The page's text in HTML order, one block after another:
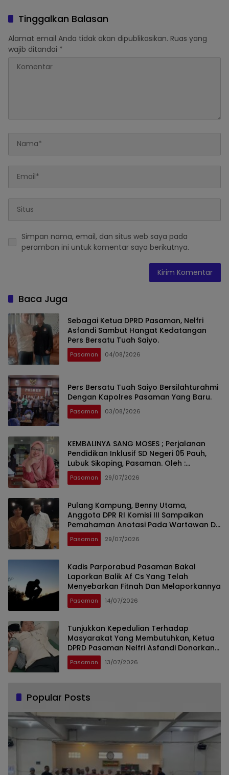
Melaporkannya
Tinggalkan Balasan
Alamat email Anda tidak akan dipublikasikan. Ruas yang
wajib ditandai *
Simpan nama, email, dan situs web saya pada
peramban ini untuk komentar saya berikutnya.
Baca Juga
Sebagai Ketua DPRD Pasaman, Nelfri
Asfandi Sambut Hangat Kedatangan
Pers Bersatu Tuah Saiyo.
Pasaman 04/08/2026
Pers Bersatu Tuah Saiyo Bersilahturahmi
Dengan Kapolres Pasaman Yang Baru.
Pasaman 03/08/2026
KEMBALINYA SANG MOSES ; Perjalanan
Pendidikan Inklusif SD Negeri 05 Pauh,
Lubuk Sikaping, Pasaman. Oleh :
Rahmawati Ismar SS ( Guru SDN Pauh ,
Lubuk Sikaping, Pasaman.)
Pasaman 29/07/2026
Pulang Kampung, Benny Utama,
Anggota DPR RI Komisi III Sampaikan
Pemahaman Anotasi Pada Wartawan Di
Pasaman
Pasaman 29/07/2026
Kadis Parporabud Pasaman Bakal
Laporkan Balik Af Cs Yang Telah
Menyebarkan Fitnah Dan Melaporkannya
Pasaman 14/07/2026
Tunjukkan Kepedulian Terhadap
Masyarakat Yang Membutuhkan, Ketua
DPRD Pasaman Nelfri Asfandi Donorkan
Darahnya
Pasaman 13/07/2026
Popular Posts